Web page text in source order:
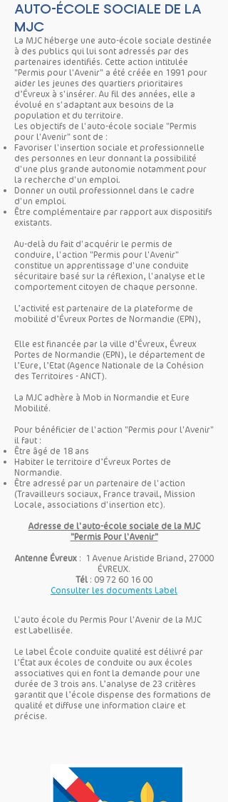
AUTO-ÉCOLE SOCIALE DE LA
MJC
La MJC héberge une auto-école sociale destinée
à des publics qui lui sont adressés par des
partenaires identifiés. Cette action intitulée
"Permis pour l'Avenir" a été créée en 1991 pour
aider les jeunes des quartiers prioritaires
d’Évreux à s'insérer. Au fil des années, elle a
évolué en s'adaptant aux besoins de la
population et du territoire.
Les objectifs de l'auto-école sociale "Permis
pour l'Avenir" sont de :
Favoriser l'insertion sociale et professionnelle
des personnes en leur donnant la possibilité
d'une plus grande autonomie notamment pour
la recherche d'un emploi.
Donner un outil professionnel dans le cadre
d'un emploi.
Être complémentaire par rapport aux dispositifs
existants.
Au-delà du fait d'acquérir le permis de
conduire, l'action "Permis pour l'Avenir"
constitue un apprentissage d'une conduite
sécuritaire basé sur la réflexion, l'analyse et le
comportement citoyen de chaque personne.
L’activité est partenaire de la plateforme de
mobilité d’Évreux Portes de Normandie (EPN),
Elle est financée par la ville d’Évreux, Évreux
Portes de Normandie (EPN), le département de
l’Eure, l’Etat (Agence Nationale de la Cohésion
des Territoires - ANCT).
La MJC adhère à Mob in Normandie et Eure
Mobilité.
Pour bénéficier de l'action "Permis pour l'Avenir"
il faut :
Être âgé de 18 ans
Habiter le territoire d’Évreux Portes de
Normandie.
Être adressé par un partenaire de l'action
(Travailleurs sociaux, France travail, Mission
Locale, associations d'insertion etc).
Adresse de l'auto-école sociale de la MJC
"Permis Pour l'Avenir"
Antenne Évreux: 1 Avenue Aristide Briand, 27000
ÉVREUX.
Tél : 09 72 60 16 00
Consulter les documents Label
L'auto école du Permis Pour l'Avenir de la MJC
est Labellisée.
Le label École conduite qualité est délivré par
l’État aux écoles de conduite ou aux écoles
associatives qui en font la demande pour une
durée de 3 trois ans. L’analyse de 23 critères
garantit que l’école dispense des formations de
qualité et diffuse une information claire et
précise.